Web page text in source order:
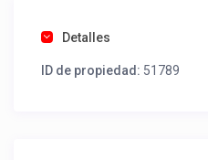
Detalles
ID de propiedad: 51789